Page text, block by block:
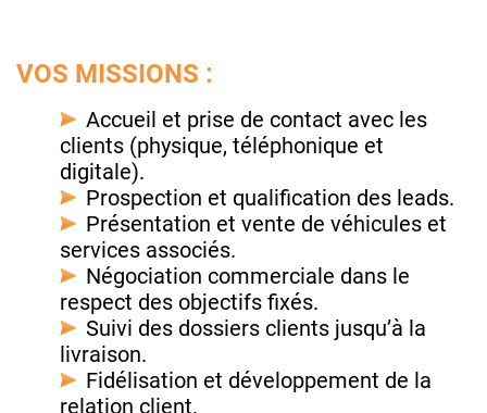
VOS MISSIONS :
Accueil et prise de contact avec les
clients (physique, téléphonique et
digitale).
Prospection et qualification des leads.
Présentation et vente de véhicules et
services associés.
Négociation commerciale dans le
respect des objectifs fixés.
Suivi des dossiers clients jusqu’à la
livraison.
Fidélisation et développement de la
relation client.